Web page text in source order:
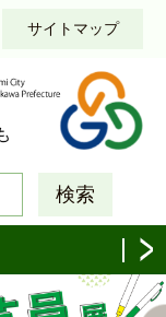
サイトマップ